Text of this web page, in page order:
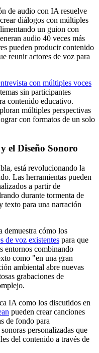
de audio con IA resuelve
diálogos con múltiples
un guion con
audio 40 veces más
pueden producir contenido
reunir actores de voz para
con múltiples voces
sin participantes
contenido educativo.
múltiples perspectivas
con formatos de un solo
el Diseño Sonoro
está revolucionando la
Las herramientas pueden
a partir de
durante tormenta de
texto para una narración
cómo los
de voz existentes para que
entornos combinando
como "en una gran
ambiental abre nuevas
grabaciones de
IA como los discutidos en
pueden crear canciones
de fondo para
personalizadas que
del contenido a través de